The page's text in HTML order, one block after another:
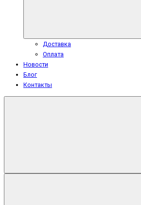
Доставка
Оплата
Новости
Блог
Контакты